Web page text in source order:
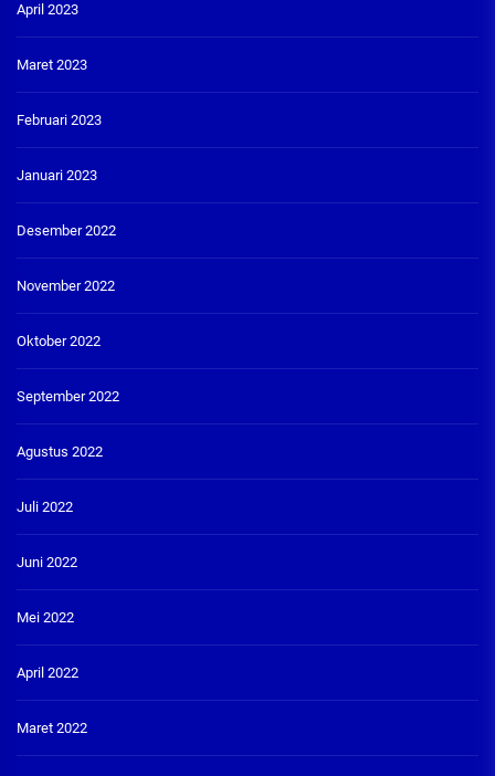
April 2023
Maret 2023
Februari 2023
Januari 2023
Desember 2022
November 2022
Oktober 2022
September 2022
Agustus 2022
Juli 2022
Juni 2022
Mei 2022
April 2022
Maret 2022